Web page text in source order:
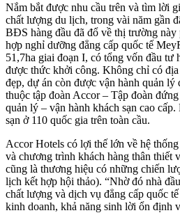
Nắm bắt được nhu cầu trên và tìm lời
chất lượng du lịch, trong vài năm gần
BĐS hàng đầu đã đổ về thị trường
hợp nghỉ dưỡng đẳng cấp quốc tế
51,7ha giai đoạn I, có tổng vốn đầu tư
được thức khởi công. Không chỉ có
đẹp, dự án còn được vận hành quản
thuộc tập đoàn Accor – Tập đoàn
quản lý – vận hành khách sạn cao
sạn ở 110 quốc gia trên toàn cầu.
Accor Hotels có lợi thế lớn về hệ
và chương trình khách hàng thân thiết
cũng là thương hiệu có những chiến
lịch kết hợp hội thảo). “Nhờ đó nhà
chất lượng và dịch vụ đẳng cấp quốc
kinh doanh, khả năng sinh lời ổn định